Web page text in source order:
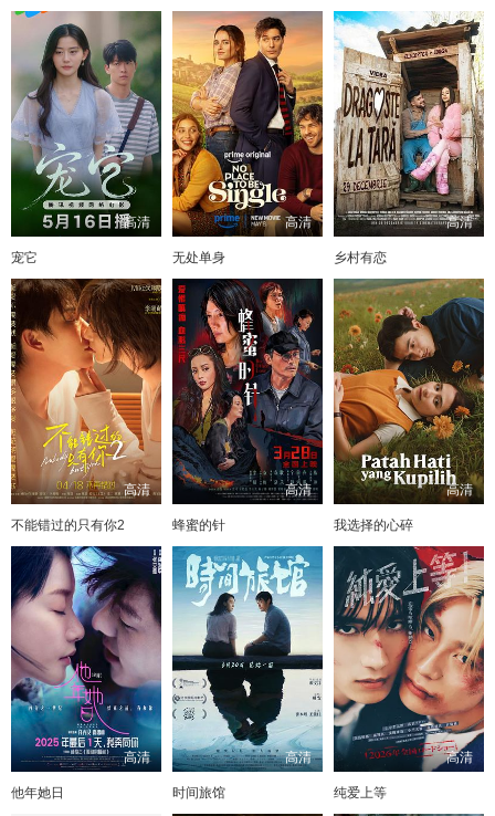
高清
宠它
高清
无处单身
高清
乡村有恋
高清
不能错过的只有你2
高清
蜂蜜的针
高清
我选择的心碎
高清
他年她日
高清
时间旅馆
高清
纯爱上等